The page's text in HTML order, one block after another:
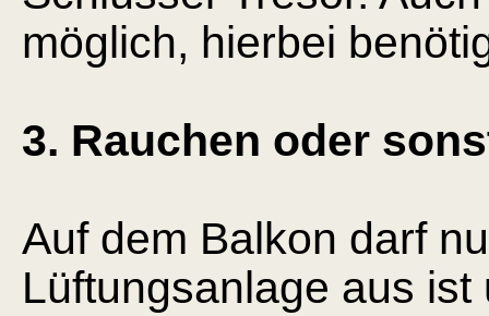
möglich, hierbei
3. Rauchen oder
Auf dem Balkon darf
Lüftungsanlage aus